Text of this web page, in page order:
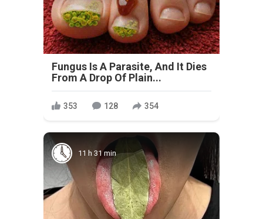
Fungus Is A Parasite, And It Dies
From A Drop Of Plain...
353 128 354
11 h 31 min